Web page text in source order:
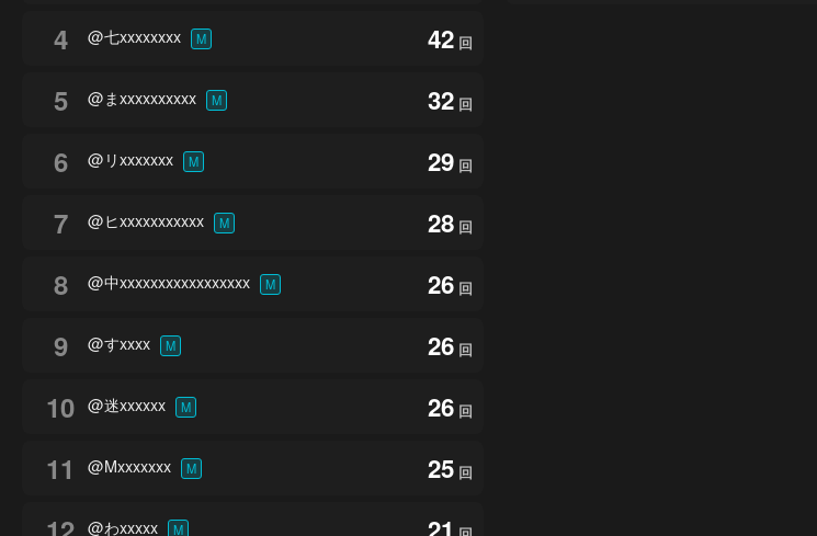
4 @七xxxxxxxx M 42 回
5 @まxxxxxxxxxx M 32 回
6 @リxxxxxxx M 29 回
7 @ヒxxxxxxxxxxx M 28 回
8 @中xxxxxxxxxxxxxxxxx M 26 回
9 @すxxxx M 26 回
10 @迷xxxxxx M 26 回
11 @Mxxxxxxx M 25 回
@わxxxxx M